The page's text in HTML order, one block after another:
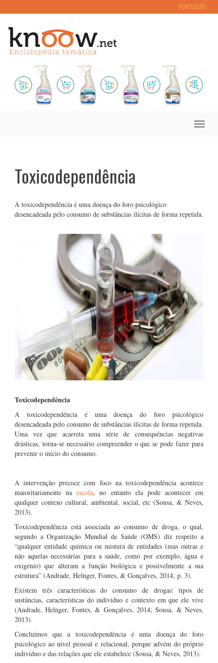
PORTUGUÊS
Toggle
Toxicodependência
A toxicodependência é uma doença do foro psicológico
desencadeada pelo consumo de substâncias ilícitas de forma repetida.
Toxicodependência
A toxicodependência é uma doença do foro psicológico
desencadeada pelo consumo de substâncias ilícitas de forma repetida.
Uma vez que acarreta uma série de consequências negativas
drásticas, torna-se necessário compreender o que se pode fazer para
prevenir o início do consumo.
A intervenção precoce com foco na toxicodependência acontece
maioritariamente naescola, no entanto ela pode acontecer em
qualquer contexo cultural, ambiental, social, etc (Sousa, & Neves,
2013).
Toxicodependência está associada ao consumo de droga, o qual,
segundo a Organização Mundial de Saúde (OMS) diz respeito a
“qualquer entidade química ou mistura de entidades (mas outras e
não aquelas necessárias para a saúde, como por exemplo, água e
oxigénio) que alteram a função biológica e possivelmente a sua
estrutura” (Andrade, Helnger, Fontes, & Gonçalves, 2014, p. 3).
Existem três características do consumo de drogas: tipos de
sustâncias, características do indivíduo e contexto em que ele vive
(Andrade, Helnger, Fontes, & Gonçalves, 2014; Sousa, & Neves,
2013).
Concluímos que a toxicodependência é uma doença do foro
psicológico ao nível pessoal e relacional, porque advém do próprio
indivíduo e das relações que ele estabelece (Sousa, & Neves, 2013).